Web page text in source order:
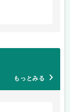
もっとみる